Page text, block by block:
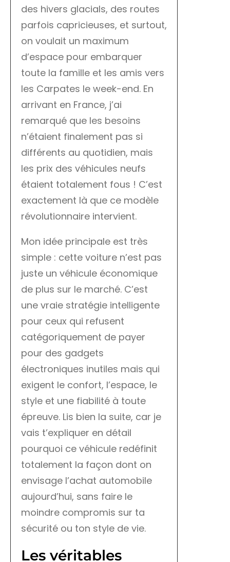
des hivers glacials, des routes
parfois capricieuses, et surtout,
on voulait un maximum
d’espace pour embarquer
toute la famille et les amis vers
les Carpates le week-end. En
arrivant en France, j’ai
remarqué que les besoins
n’étaient finalement pas si
différents au quotidien, mais
les prix des véhicules neufs
étaient totalement fous ! C’est
exactement là que ce modèle
révolutionnaire intervient.
Mon idée principale est très
simple : cette voiture n’est pas
juste un véhicule économique
de plus sur le marché. C’est
une vraie stratégie intelligente
pour ceux qui refusent
catégoriquement de payer
pour des gadgets
électroniques inutiles mais qui
exigent le confort, l’espace, le
style et une fiabilité à toute
épreuve. Lis bien la suite, car je
vais t’expliquer en détail
pourquoi ce véhicule redéfinit
totalement la façon dont on
envisage l’achat automobile
aujourd’hui, sans faire le
moindre compromis sur ta
sécurité ou ton style de vie.
Les véritables